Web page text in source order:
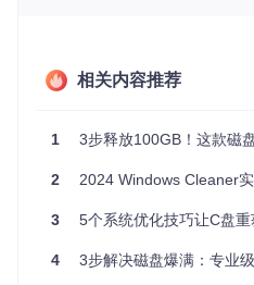
数据来源：微软官方文档《
二、策略矩阵：三级清
2.1 快速清理：一键释放紧急空
适用于Win10/11所有版本，通
相关内容推荐
1 3步释放100GB！这款磁盘
2 2024 Windows Cleaner实测：释
3 5个系统优化技巧让C盘重获新生
4 3步解决磁盘爆满：专业